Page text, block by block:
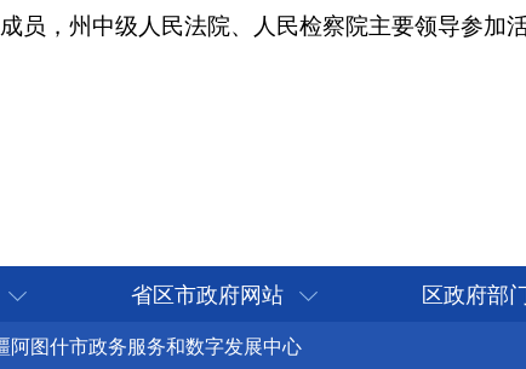
省区市政府网站 区政府部
阿图什市政务服务和数字发展中心